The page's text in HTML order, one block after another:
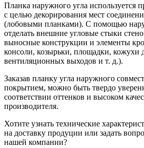
Планка наружного угла используется
с целью декорирования мест
(лобовыми планками). С помощью
отделать внешние угловые стыки
выносные конструкции и элементы
консоли, козырьки, площадки, кожухи
вентиляционных выходов и т. д.).
Заказав планку угла наружного
покрытием, можно быть твердо
соответствии оттенков и высоком
производителя.
Хотите узнать технические
на доставку продуции или задать
нашей компании?